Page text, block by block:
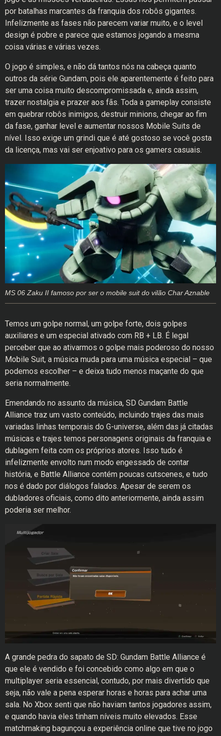
por batalhas marcantes da franquia dos robôs gigantes.
Infelizmente as fases não parecem variar muito, e o level
design é pobre e parece que estamos jogando a mesma
coisa várias e várias vezes.
O jogo é simples, e não dá tantos nós na cabeça quanto
outros da série Gundam, pois ele aparentemente é feito para
ser uma coisa muito descompromissada e, ainda assim,
trazer nostalgia e prazer aos fãs. Toda a gameplay consiste
em quebrar robôs inimigos, destruir minions, chegar ao fim
da fase, ganhar level e aumentar nossos Mobile Suits de
nível. Isso exige um grindi que é até gostoso se você gosta
da licença, mas vai ser enjoativo para os gamers casuais.
MS 06 Zaku II famoso por ser o mobile suit do vilão Char Aznable
Temos um golpe normal, um golpe forte, dois golpes
auxiliares e um especial ativado com RB + LB. É legal
perceber que ao ativarmos o golpe mais poderoso do nosso
Mobile Suit, a música muda para uma música especial – que
podemos escolher – e deixa tudo menos maçante do que
seria normalmente.
Emendando no assunto da música, SD Gundam Battle
Alliance traz um vasto conteúdo, incluindo trajes das mais
variadas linhas temporais do G-universe, além das já citadas
músicas e trajes temos personagens originais da franquia e
dublagem feita com os próprios atores. Isso tudo é
infelizmente envolto num modo engessado de contar
história, e Battle Alliance contém poucas cutscenes, e tudo
nos é dado por diálogos falados. Apesar de serem os
dubladores oficiais, como dito anteriormente, ainda assim
poderia ser melhor.
A grande pedra do sapato de SD: Gundam Battle Alliance é
que ele é vendido e foi concebido como algo em que o
multiplayer seria essencial, contudo, por mais divertido que
seja, não vale a pena esperar horas e horas para achar uma
sala. No Xbox senti que não haviam tantos jogadores assim,
e quando havia eles tinham níveis muito elevados. Esse
matchmaking bagunçou a experiência online que tive no jogo